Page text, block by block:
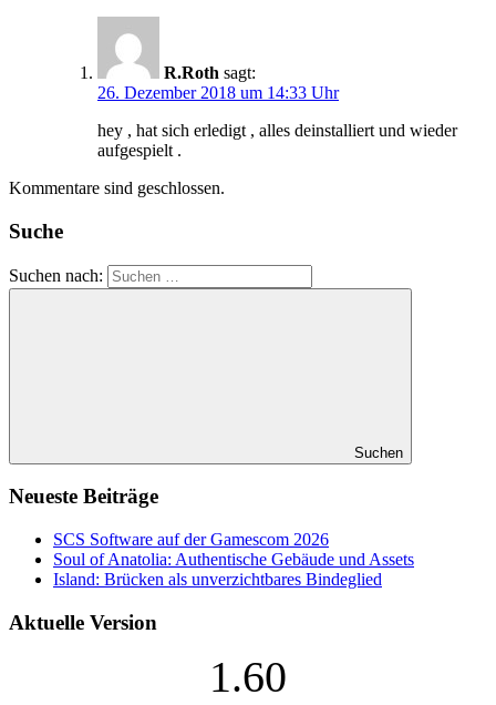
R.Roth sagt:
26. Dezember 2018 um 14:33 Uhr
hey , hat sich erledigt , alles deinstalliert und wieder
aufgespielt .
Kommentare sind geschlossen.
Suche
Suchen nach:
Suchen
Neueste Beiträge
SCS Software auf der Gamescom 2026
Soul of Anatolia: Authentische Gebäude und Assets
Island: Brücken als unverzichtbares Bindeglied
Aktuelle Version
1.60